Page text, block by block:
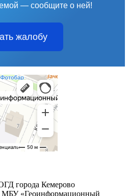
— сообщите о ней!
жалобу
города Кемерово
МБУ «Геоинформационный